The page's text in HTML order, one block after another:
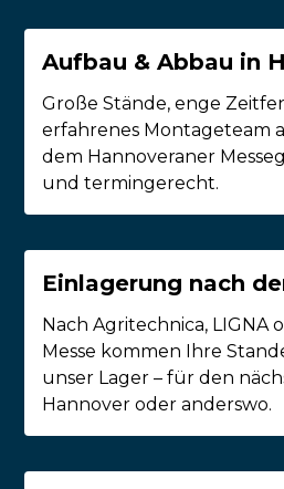
Aufbau & Abbau in
Große Stände, enge
erfahrenes Montageteam
dem Hannoveraner
und termingerecht.
Einlagerung nach
Nach Agritechnica, LIGNA
Messe kommen Ihre
unser Lager – für den
Hannover oder anderswo.